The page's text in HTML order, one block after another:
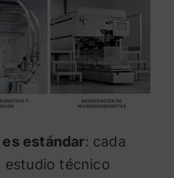
estándar: cada
estudio técnico